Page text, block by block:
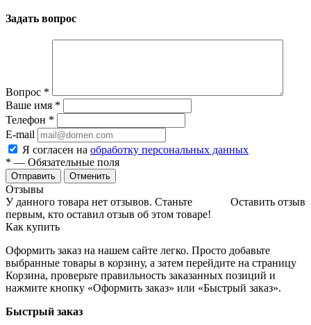
Задать вопрос
Вопрос *
Ваше имя *
Телефон *
E-mail
Я согласен на обработку персональных данных
* — Обязательные поля
Отменить
Отзывы
Оставить отзыв
У данного товара нет отзывов. Станьте
первым, кто оставил отзыв об этом товаре!
Как купить
Оформить заказ на нашем сайте легко. Просто добавьте
выбранные товары в корзину, а затем перейдите на страницу
Корзина, проверьте правильность заказанных позиций и
нажмите кнопку «Оформить заказ» или «Быстрый заказ».
Быстрый заказ